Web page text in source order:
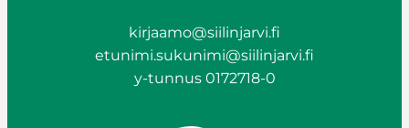
kirjaamo@siilinjarvi.fi
etunimi.sukunimi@siilinjarvi.fi
y-tunnus 0172718-0